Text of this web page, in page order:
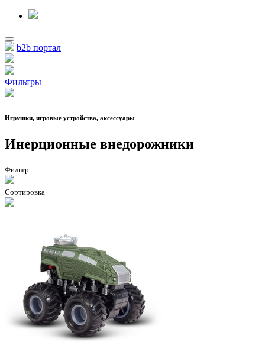
b2b портал
Фильтры
Игрушки, игровые устройства, аксессуары
Инерционные внедорожники
Фильтр
Сортировка